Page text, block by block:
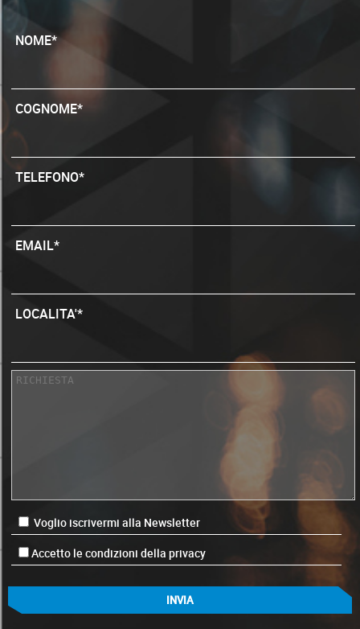
NOME*
COGNOME*
TELEFONO*
EMAIL*
LOCALITA'*
Voglio iscrivermi alla Newsletter
Accetto le condizioni della privacy